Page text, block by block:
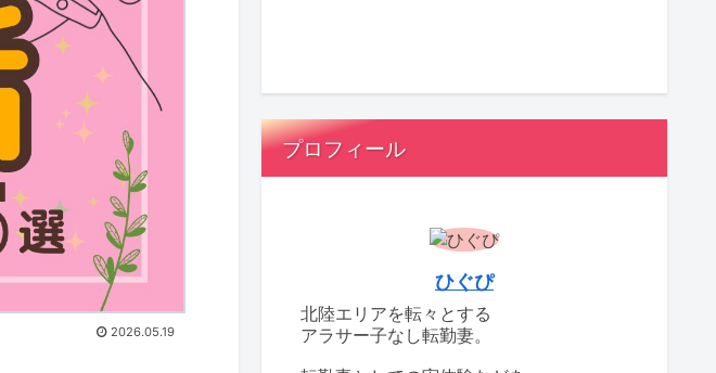
2026.05.19
プロフィール
ひぐぴ
北陸エリアを転々とする
アラサー子なし転勤妻。